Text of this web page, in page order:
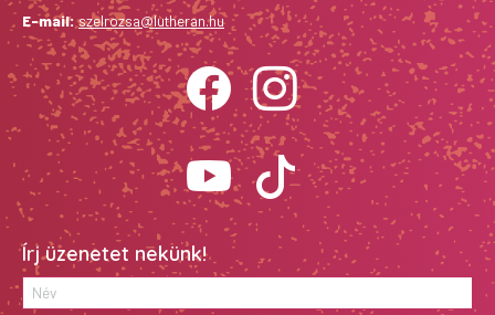
E-mail: szelrozsa@lutheran.hu
Írj üzenetet nekünk!